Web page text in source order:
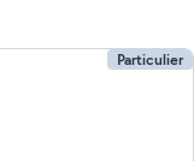
Particulier